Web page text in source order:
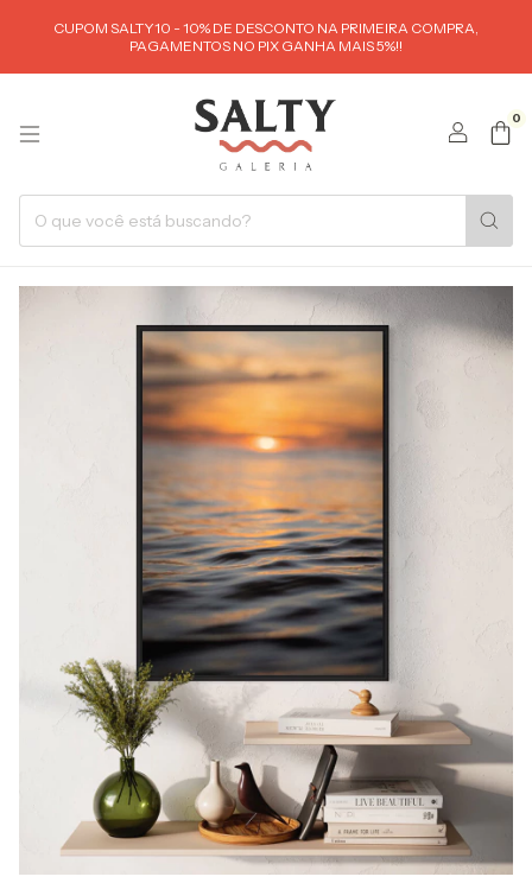
CUPOM SALTY10 - 10% DE DESCONTO NA PRIMEIRA COMPRA,
PAGAMENTOS NO PIX GANHA MAIS 5%!!
0